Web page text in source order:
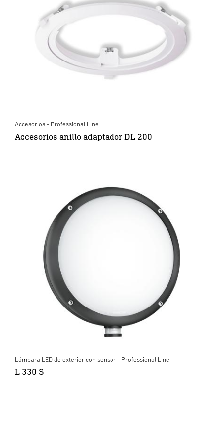
Accesorios - Professional Line
Accesorios anillo adaptador DL 200
Lámpara LED de exterior con sensor - Professional Line
L 330 S